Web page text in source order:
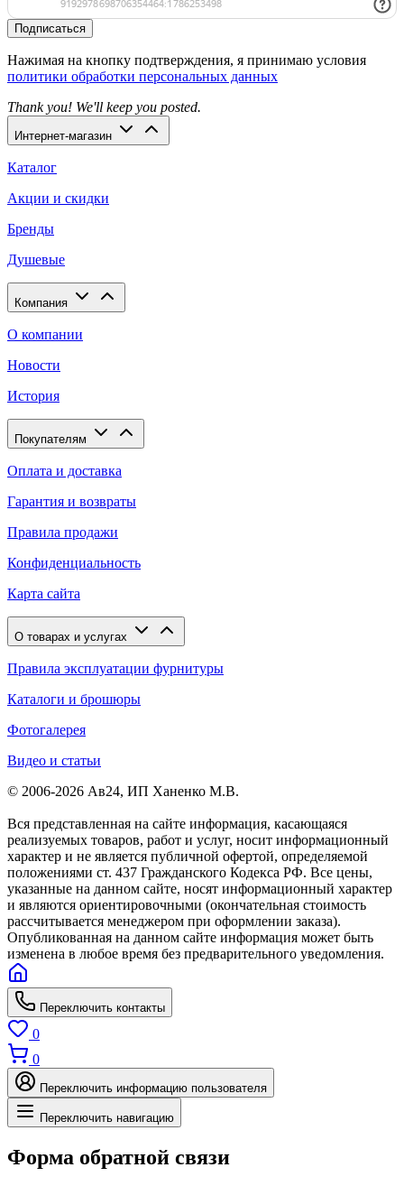
Подписаться
Нажимая на кнопку подтверждения, я принимаю условия
политики обработки персональных данных
Thank you! We'll keep you posted.
Интернет-магазин
Каталог
Акции и скидки
Бренды
Душевые
Компания
О компании
Новости
История
Покупателям
Оплата и доставка
Гарантия и возвраты
Правила продажи
Конфиденциальность
Карта сайта
О товарах и услугах
Правила эксплуатации фурнитуры
Каталоги и брошюры
Фотогалерея
Видео и статьи
© 2006-2026 Ав24, ИП Ханенко М.В.
Вся представленная на сайте информация, касающаяся
реализуемых товаров, работ и услуг, носит информационный
характер и не является публичной офертой, определяемой
положениями ст. 437 Гражданского Кодекса РФ. Все цены,
указанные на данном сайте, носят информационный характер
и являются ориентировочными (окончательная стоимость
рассчитывается менеджером при оформлении заказа).
Опубликованная на данном сайте информация может быть
изменена в любое время без предварительного уведомления.
Переключить контакты
0
0
Переключить информацию пользователя
Переключить навигацию
Форма обратной связи